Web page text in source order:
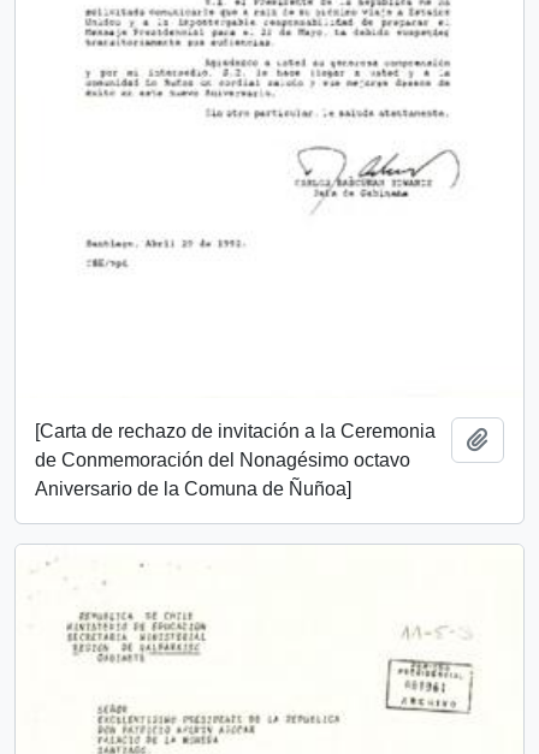
[Carta de rechazo de invitación a la Ceremonia
de Conmemoración del Nonagésimo octavo
Aniversario de la Comuna de Ñuñoa]